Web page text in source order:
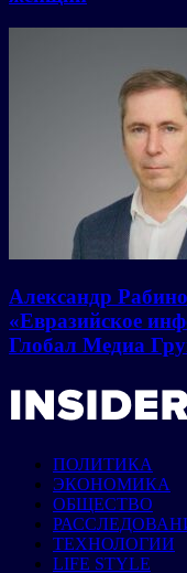
Александр
«Евразийское
Глобал Медиа
ПОЛИТИКА
ЭКОНОМИКА
ОБЩЕСТВО
ТЕХНОЛОГИИ
LIFE STYLE